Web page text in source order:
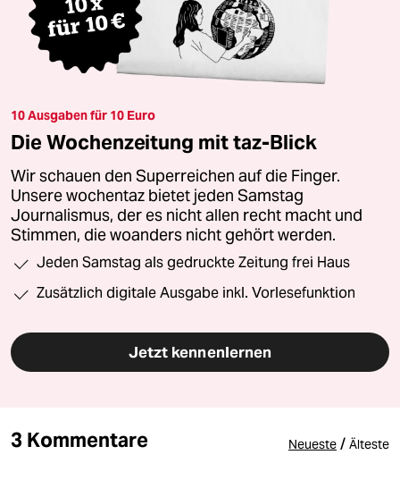
10 Ausgaben für 10 Euro
Die Wochenzeitung mit taz-Blick
Wir schauen den Superreichen auf die Finger.
Unsere wochentaz bietet jeden Samstag
Journalismus, der es nicht allen recht macht und
Stimmen, die woanders nicht gehört werden.
Jeden Samstag als gedruckte Zeitung frei Haus
Zusätzlich digitale Ausgabe inkl. Vorlesefunktion
Jetzt kennenlernen
3 Kommentare Neueste / Älteste